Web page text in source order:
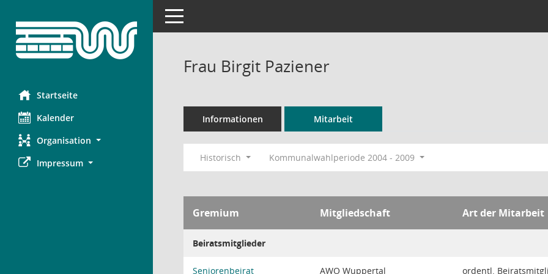
Startseite
Kalender
Organisation
Impressum
Toggle navigation
Frau Birgit Paziener
Informationen Mitarbeit
Historisch Kommunalwahlperiode 2004 - 2009
Gremium Mitgliedschaft Art der Mitarbeit
Beiratsmitglieder
Seniorenbeirat AWO Wuppertal ordentl.